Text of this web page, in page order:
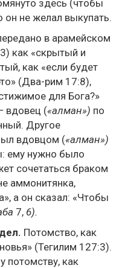
здесь (чтобы
он не желал выкупать.
в арамейском
как «скрытый и
как «если будет
(Два-рим 17:8),
для Бога?»
вдовец («алман») по
Другое
вдовцом («алман»)
ему нужно было
сочетаться браком
аммонитянка,
а он сказал: «Чтобы
7, 6).
Потомство, как
(Тегилим 127:3).
потомству, как